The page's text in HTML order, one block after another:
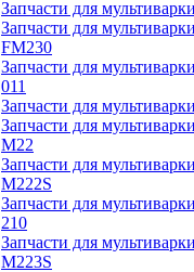
Запчасти для
Запчасти для
FM230
Запчасти для
011
Запчасти для
Запчасти для
M22
Запчасти для
M222S
Запчасти для
210
Запчасти для
M223S